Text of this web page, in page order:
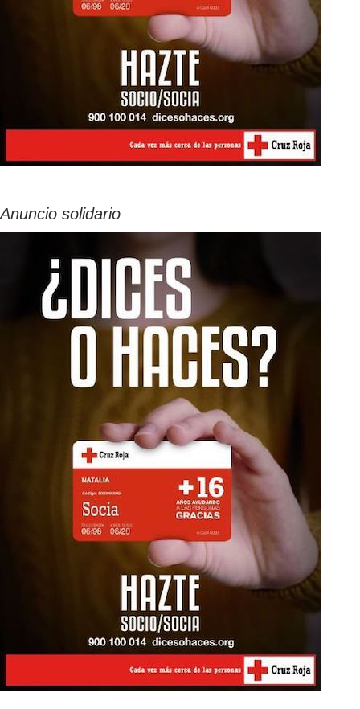
Anuncio solidario